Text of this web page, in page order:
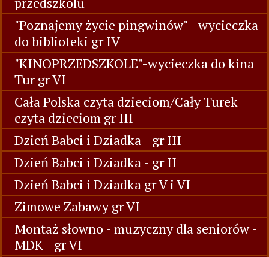
"Poznajemy życie pingwinów" - wycieczka
do biblioteki gr IV
"KINOPRZEDSZKOLE"-wycieczka do kina
Tur gr VI
Cała Polska czyta dzieciom/Cały Turek
czyta dzieciom gr III
Dzień Babci i Dziadka - gr III
Dzień Babci i Dziadka - gr II
Dzień Babci i Dziadka gr V i VI
Zimowe Zabawy gr VI
Montaż słowno - muzyczny dla seniorów -
MDK - gr VI